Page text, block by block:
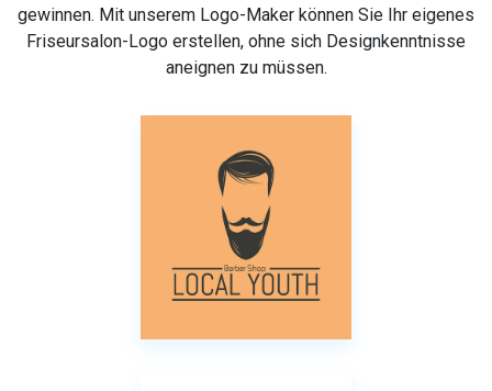
gewinnen. Mit unserem Logo-Maker können Sie Ihr eigenes
Friseursalon-Logo erstellen, ohne sich Designkenntnisse
aneignen zu müssen.